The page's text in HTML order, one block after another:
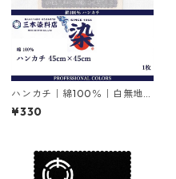
ハンカチ｜綿100％｜白無地｜
45cm×45cm×1枚
¥330